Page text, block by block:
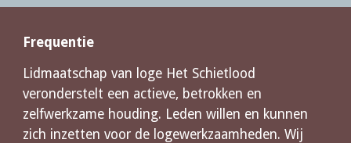
Frequentie
Lidmaatschap van loge Het Schietlood
veronderstelt een actieve, betrokken en
zelfwerkzame houding. Leden willen en kunnen
zich inzetten voor de logewerkzaamheden. Wij